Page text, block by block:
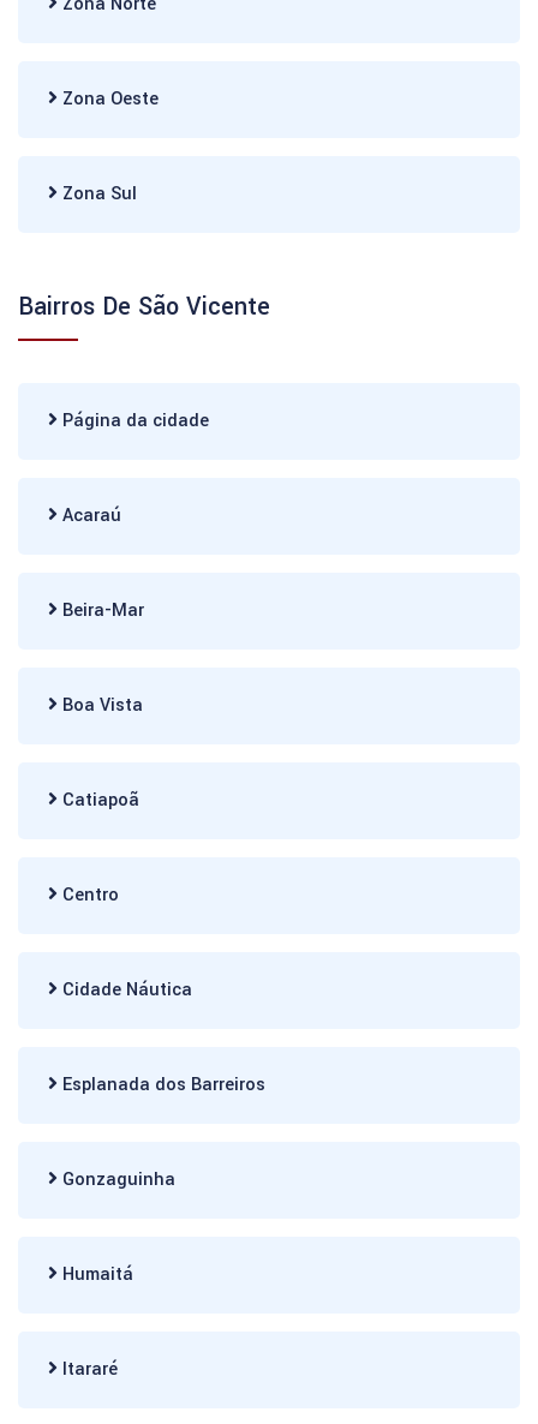
Zona Oeste
Zona Sul
Bairros De São Vicente
Página da cidade
Acaraú
Beira-Mar
Boa Vista
Catiapoã
Centro
Cidade Náutica
Esplanada dos Barreiros
Gonzaguinha
Humaitá
Itararé